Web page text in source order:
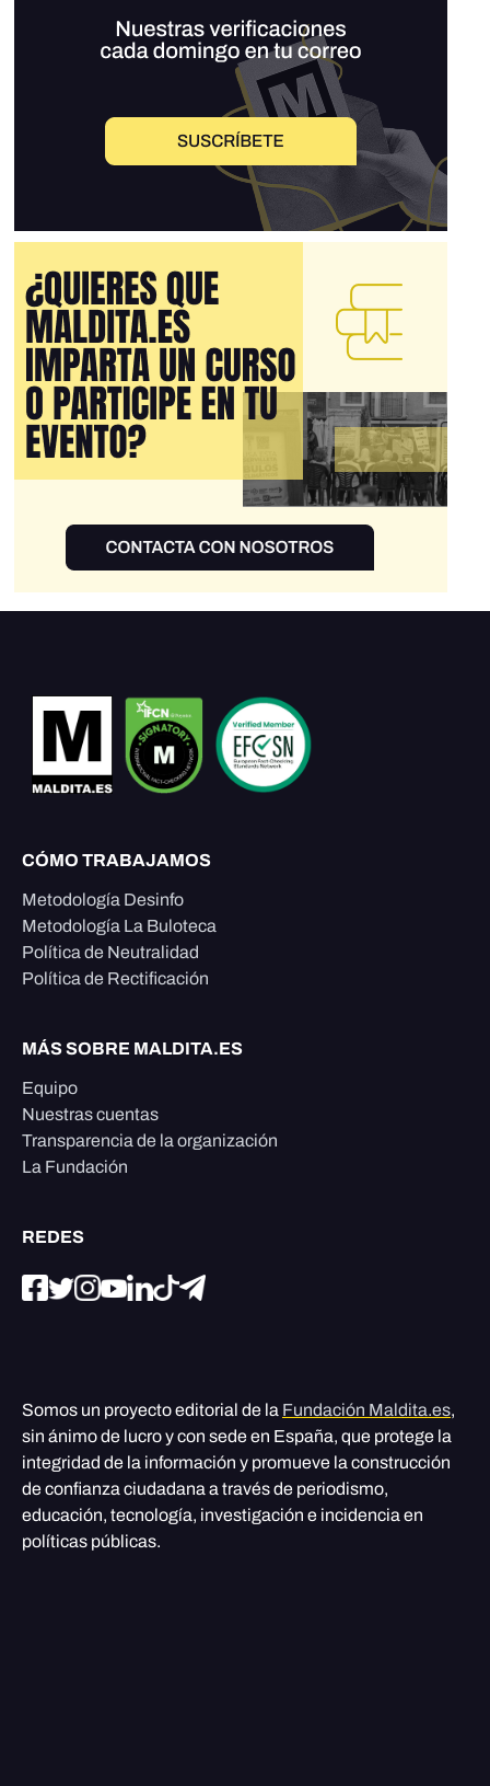
CÓMO TRABAJAMOS
Metodología Desinfo
Metodología La Buloteca
Política de Neutralidad
Política de Rectificación
MÁS SOBRE MALDITA.ES
Equipo
Nuestras cuentas
Transparencia de la organización
La Fundación
REDES
Somos un proyecto editorial de la Fundación Maldita.es,
sin ánimo de lucro y con sede en España, que protege la
integridad de la información y promueve la construcción
de confianza ciudadana a través de periodismo,
educación, tecnología, investigación e incidencia en
políticas públicas.